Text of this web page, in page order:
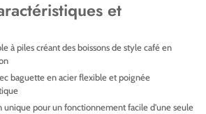
et
à piles créant des boissons de style café en
baguette en acier flexible et poignée
unique pour un fonctionnement facile d'une seule